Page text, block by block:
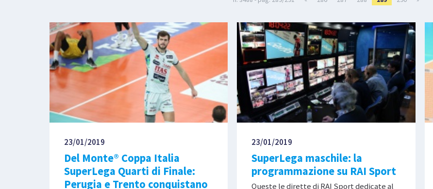
23/01/2019
Del Monte® Coppa Italia
SuperLega Quarti di Finale:
Perugia e Trento conquistano
23/01/2019
SuperLega maschile: la
programmazione su RAI Sport
Queste le dirette di RAI Sport dedicate al